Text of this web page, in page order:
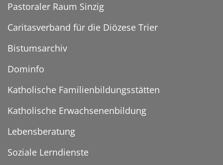
Pastoraler Raum Sinzig
Caritasverband für die Diözese Trier
Bistumsarchiv
Dominfo
Katholische Familienbildungsstätten
Katholische Erwachsenenbildung
Lebensberatung
Soziale Lerndienste